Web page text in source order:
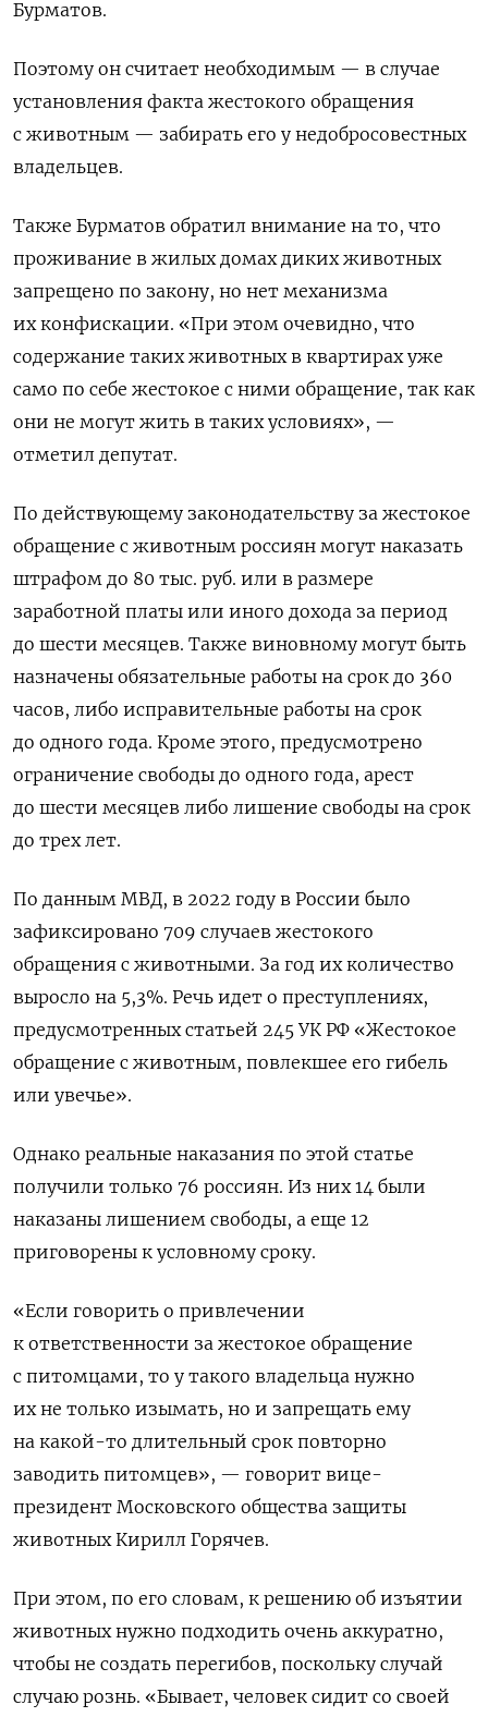
Бурматов.
Поэтому он считает необходимым — в случае
установления факта жестокого обращения
с животным — забирать его у недобросовестных
владельцев.
Также Бурматов обратил внимание на то, что
проживание в жилых домах диких животных
запрещено по закону, но нет механизма
их конфискации. «При этом очевидно, что
содержание таких животных в квартирах уже
само по себе жестокое с ними обращение, так как
они не могут жить в таких условиях», —
отметил депутат.
По действующему законодательству за жестокое
обращение с животным россиян могут наказать
штрафом до 80 тыс. руб. или в размере
заработной платы или иного дохода за период
до шести месяцев. Также виновному могут быть
назначены обязательные работы на срок до 360
часов, либо исправительные работы на срок
до одного года. Кроме этого, предусмотрено
ограничение свободы до одного года, арест
до шести месяцев либо лишение свободы на срок
до трех лет.
По данным МВД, в 2022 году в России было
зафиксировано 709 случаев жестокого
обращения с животными. За год их количество
выросло на 5,3%. Речь идет о преступлениях,
предусмотренных статьей 245 УК РФ «Жестокое
обращение с животным, повлекшее его гибель
или увечье».
Однако реальные наказания по этой статье
получили только 76 россиян. Из них 14 были
наказаны лишением свободы, а еще 12
приговорены к условному сроку.
«Если говорить о привлечении
к ответственности за жестокое обращение
с питомцами, то у такого владельца нужно
их не только изымать, но и запрещать ему
на какой-то длительный срок повторно
заводить питомцев», — говорит вице-
президент Московского общества защиты
животных Кирилл Горячев.
При этом, по его словам, к решению об изъятии
животных нужно подходить очень аккуратно,
чтобы не создать перегибов, поскольку случай
случаю рознь. «Бывает, человек сидит со своей